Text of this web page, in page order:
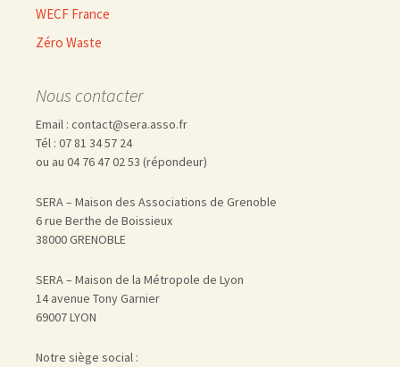
WECF France
Zéro Waste
Nous contacter
Email : contact@sera.asso.fr
Tél : 07 81 34 57 24
ou au 04 76 47 02 53 (répondeur)
SERA – Maison des Associations de Grenoble
6 rue Berthe de Boissieux
38000 GRENOBLE
SERA – Maison de la Métropole de Lyon
14 avenue Tony Garnier
69007 LYON
Notre siège social :